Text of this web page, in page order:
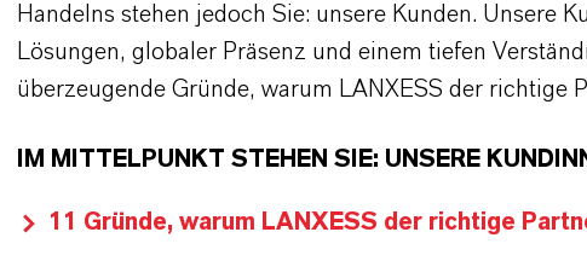
Handelns stehen jedoch Sie: unsere Kunden. Unsere
Lösungen, globaler Präsenz und einem tiefen
überzeugende Gründe, warum LANXESS der richtige
IM MITTELPUNKT STEHEN SIE: UNSERE
11 Gründe, warum LANXESS der richtige